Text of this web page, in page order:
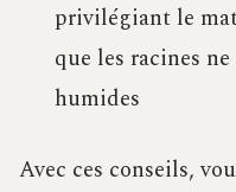
privilégiant le
que les racines
humides
Avec ces conseils,